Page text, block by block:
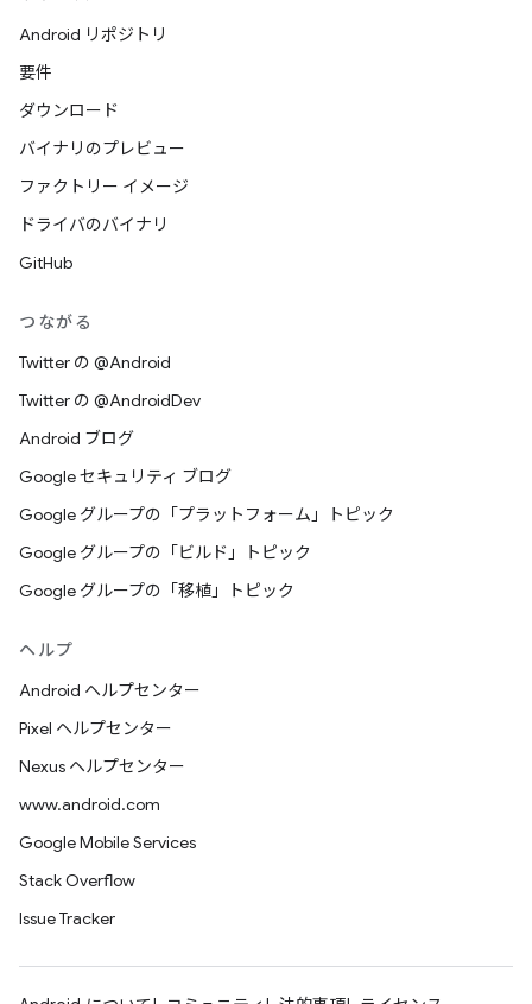
Android リポジトリ
要件
ダウンロード
バイナリのプレビュー
ファクトリー イメージ
ドライバのバイナリ
GitHub
つながる
Twitter の @Android
Twitter の @AndroidDev
Android ブログ
Google セキュリティ ブログ
Google グループの「プラットフォーム」トピック
Google グループの「ビルド」トピック
Google グループの「移植」トピック
ヘルプ
Android ヘルプセンター
Pixel ヘルプセンター
Nexus ヘルプセンター
www.android.com
Google Mobile Services
Stack Overflow
Issue Tracker